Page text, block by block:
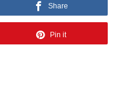
Share
Pin it